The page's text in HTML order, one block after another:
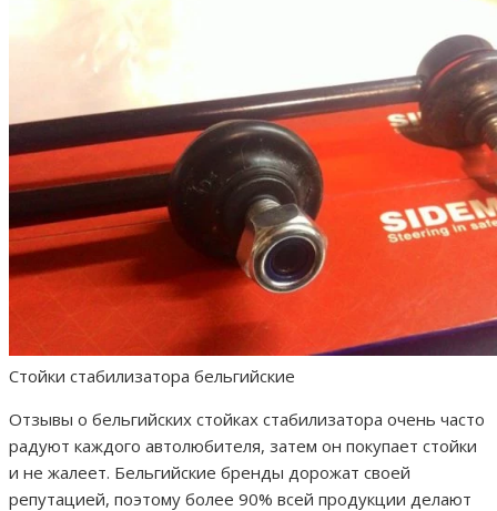
Стойки стабилизатора бельгийские
Отзывы о бельгийских стойках стабилизатора очень часто
радуют каждого автолюбителя, затем он покупает стойки
и не жалеет. Бельгийские бренды дорожат своей
репутацией, поэтому более 90% всей продукции делают